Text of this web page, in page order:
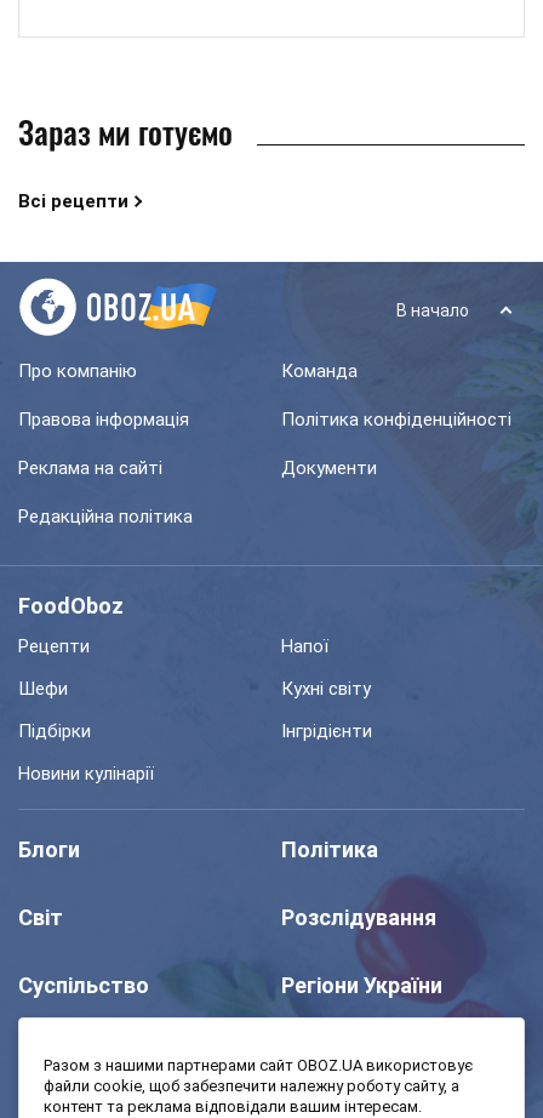
Зараз ми готуємо
Всі рецепти
В начало
Про компанію Команда
Правова інформація Політика конфіденційності
Реклама на сайті Документи
Редакційна політика
FoodOboz
Рецепти
Напої
Шефи
Кухні світу
Підбірки
Інгрідієнти
Новини кулінарії
Блоги Політика
Світ Розслідування
Суспільство Регіони України
Разом з нашими партнерами сайт OBOZ.UA використовує
файли cookie, щоб забезпечити належну роботу сайту, а
контент та реклама відповідали вашим інтересам.